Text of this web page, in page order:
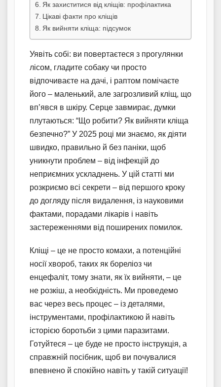
Як захиститися від кліщів: профілактика
Цікаві факти про кліщів
Як вийняти кліща: підсумок
Уявіть собі: ви повертаєтеся з прогулянки
лісом, гладите собаку чи просто
відпочиваєте на дачі, і раптом помічаєте
його – маленький, але загрозливий кліщ, що
вп’явся в шкіру. Серце завмирає, думки
плутаються: “Що робити? Як вийняти кліща
безпечно?” У 2025 році ми знаємо, як діяти
швидко, правильно й без паніки, щоб
уникнути проблем – від інфекцій до
неприємних ускладнень. У цій статті ми
розкриємо всі секрети – від першого кроку
до догляду після видалення, із науковими
фактами, порадами лікарів і навіть
застереженнями від поширених помилок.
Кліщі – це не просто комахи, а потенційні
носії хвороб, таких як бореліоз чи
енцефаліт, тому знати, як їх вийняти, – це
не розкіш, а необхідність. Ми проведемо
вас через весь процес – із деталями,
інструментами, профілактикою й навіть
історією боротьби з цими паразитами.
Готуйтеся – це буде не просто інструкція, а
справжній посібник, щоб ви почувалися
впевнено й спокійно навіть у такій ситуації!